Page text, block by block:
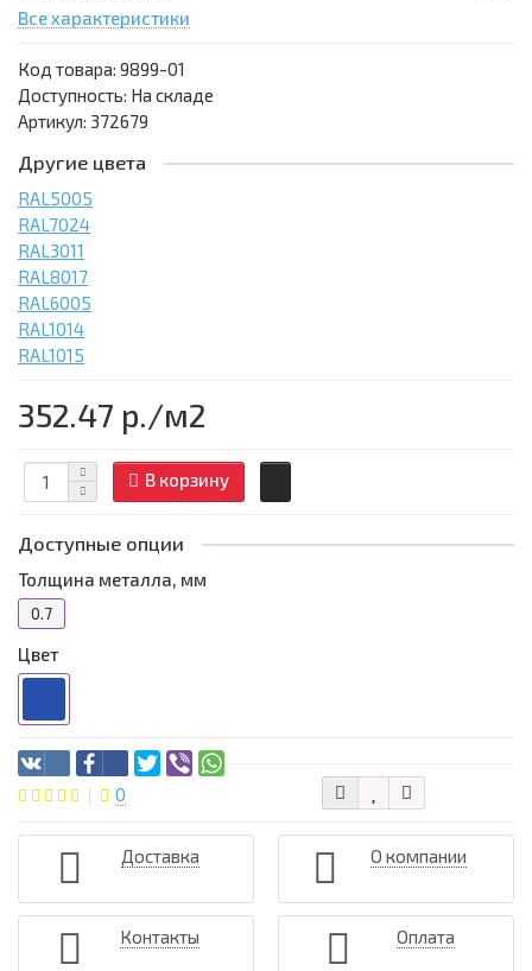
Все характеристики
Код товара: 9899-01
Доступность: На складе
Артикул: 372679
Другие цвета
RAL5005
RAL7024
RAL3011
RAL8017
RAL6005
RAL1014
RAL1015
352.47 р./м2
В корзину
Доступные опции
Толщина металла, мм
0.7
Цвет
0
Доставка О компании
Контакты Оплата